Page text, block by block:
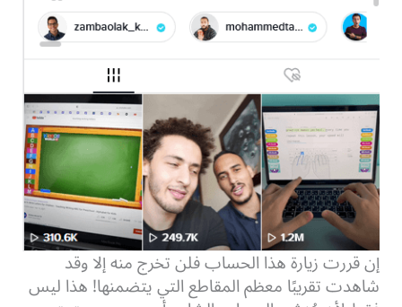
إن قررت زيارة هذا الحساب فلن تخرج منه إلا وقد
شاهدت تقريبًا معظم المقاطع التي يتضمنها! هذا ليس